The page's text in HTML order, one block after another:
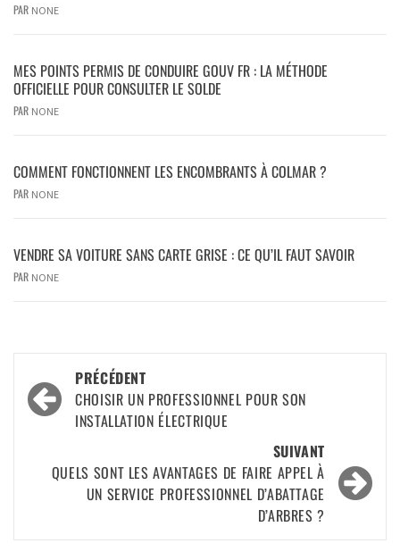
PAR NONE
MES POINTS PERMIS DE CONDUIRE GOUV FR : LA MÉTHODE
OFFICIELLE POUR CONSULTER LE SOLDE
PAR NONE
COMMENT FONCTIONNENT LES ENCOMBRANTS À COLMAR ?
PAR NONE
VENDRE SA VOITURE SANS CARTE GRISE : CE QU’IL FAUT SAVOIR
PAR NONE
PRÉCÉDENT
CHOISIR UN PROFESSIONNEL POUR SON
INSTALLATION ÉLECTRIQUE
SUIVANT
QUELS SONT LES AVANTAGES DE FAIRE APPEL À
UN SERVICE PROFESSIONNEL D’ABATTAGE
D’ARBRES ?